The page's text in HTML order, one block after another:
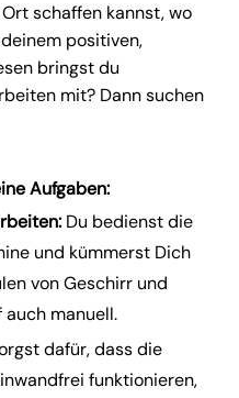
schaffen kannst, wo
positiven,
bringst du
mit? Dann suchen
Aufgaben:
Du bedienst die
und kümmerst Dich
von Geschirr und
manuell.
dafür, dass die
funktionieren,